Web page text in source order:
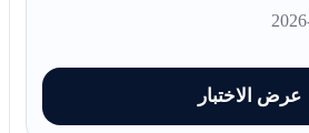
عرض الاختبار